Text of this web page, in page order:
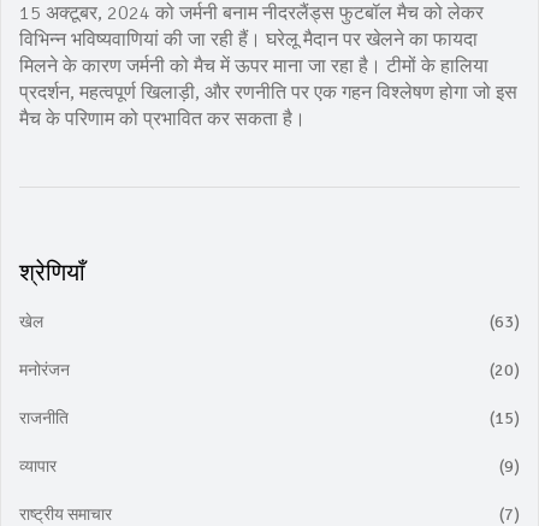
15 अक्टूबर, 2024 को जर्मनी बनाम नीदरलैंड्स फुटबॉल मैच को लेकर
विभिन्न भविष्यवाणियां की जा रही हैं। घरेलू मैदान पर खेलने का फायदा
मिलने के कारण जर्मनी को मैच में ऊपर माना जा रहा है। टीमों के हालिया
प्रदर्शन, महत्वपूर्ण खिलाड़ी, और रणनीति पर एक गहन विश्लेषण होगा जो इस
मैच के परिणाम को प्रभावित कर सकता है।
श्रेणियाँ
खेल (63)
मनोरंजन (20)
राजनीति (15)
व्यापार (9)
राष्ट्रीय समाचार (7)